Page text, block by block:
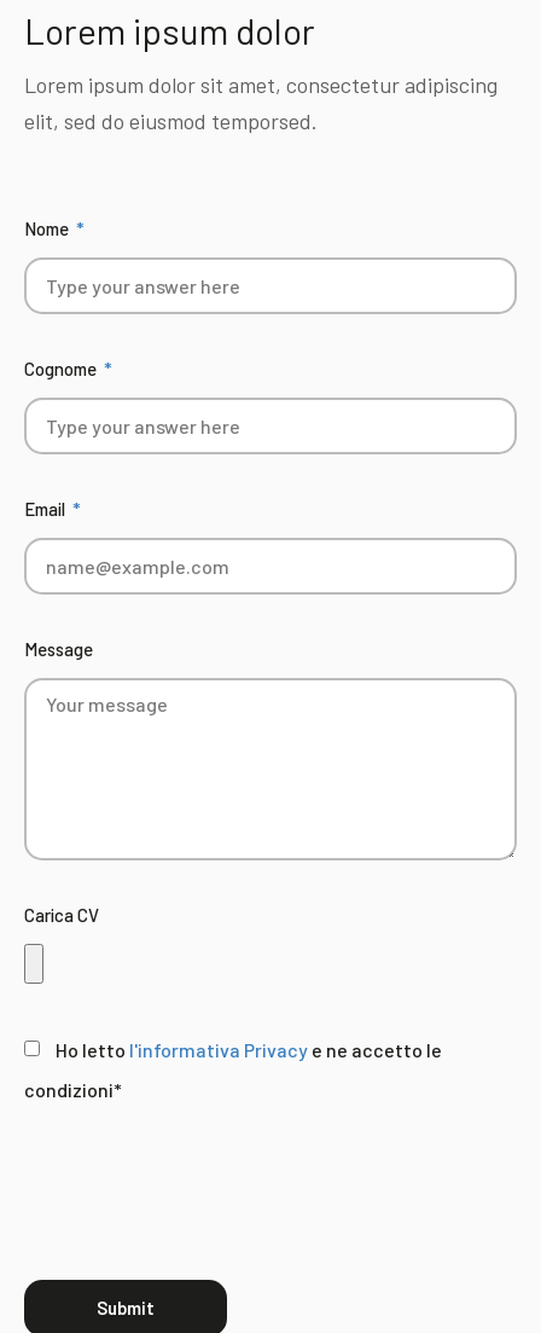
Lorem ipsum dolor
Lorem ipsum dolor sit amet, consectetur adipiscing
elit, sed do eiusmod temporsed.
Nome
Cognome
Email
Message
Carica CV
Ho letto l'informativa Privacy e ne accetto le
condizioni*
Submit